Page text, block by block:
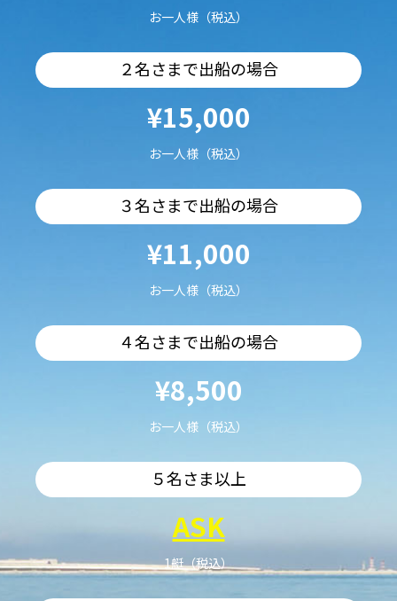
お一人様（税込）
２名さまで出船の場合
¥15,000
お一人様（税込）
３名さまで出船の場合
¥11,000
お一人様（税込）
４名さまで出船の場合
¥8,500
お一人様（税込）
５名さま以上
ASK
1艇（税込）